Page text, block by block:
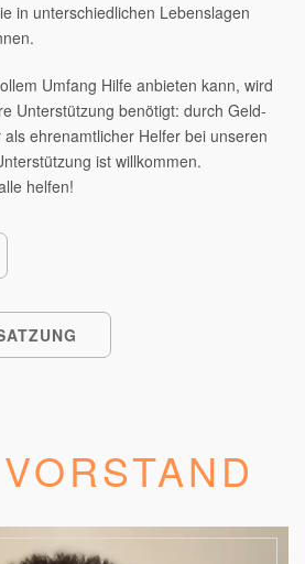
in unterschiedlichen Lebenslagen
Umfang Hilfe anbieten kann, wird
Unterstützung benötigt: durch Geld-
ehrenamtlicher Helfer bei unseren
ist willkommen.
helfen!